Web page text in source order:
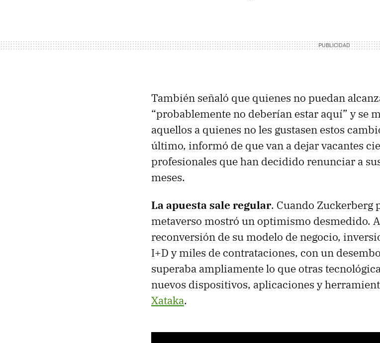
También señaló que quienes no puedan
“probablemente no deberían estar aquí” y se
aquellos a quienes no les gustasen estos
último, informó de que van a dejar vacantes
profesionales que han decidido renunciar a
meses.
La apuesta sale regular. Cuando Zuckerberg
metaverso mostró un optimismo desmedido.
reconversión de su modelo de negocio,
I+D y miles de contrataciones, con un
superaba ampliamente lo que otras
nuevos dispositivos, aplicaciones y
Xataka.